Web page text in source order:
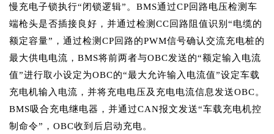
慢充电子锁执行“闭锁逻辑”。BMS通过CP回路电压检测车
端枪头是否插接良好，并通过检测CC回路阻值识别“电缆的
额定容量”，通过检测CP回路的PWM信号确认交流充电桩的
最大供电电流，BMS将前两者与OBC发送的“额定输入电流
值”进行取小设定为OBC的“最大允许输入电流值”设定车载
充电机输入电流，并将充电电压及充电电流信息发送OBC。
BMS吸合充电继电器，并通过CAN报文发送“车载充电机控
制命令”，OBC收到后启动充电。